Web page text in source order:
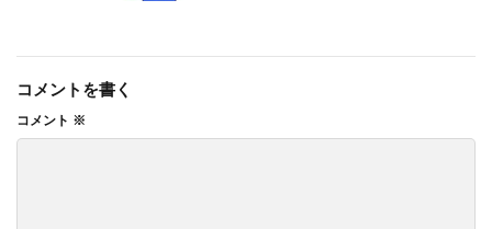
コメントを書く
コメント ※